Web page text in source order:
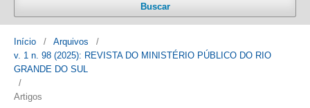
Buscar
Início / Arquivos
/
v. 1 n. 98 (2025): REVISTA DO MINISTÉRIO PÚBLICO DO RIO
GRANDE DO SUL
/
Artigos